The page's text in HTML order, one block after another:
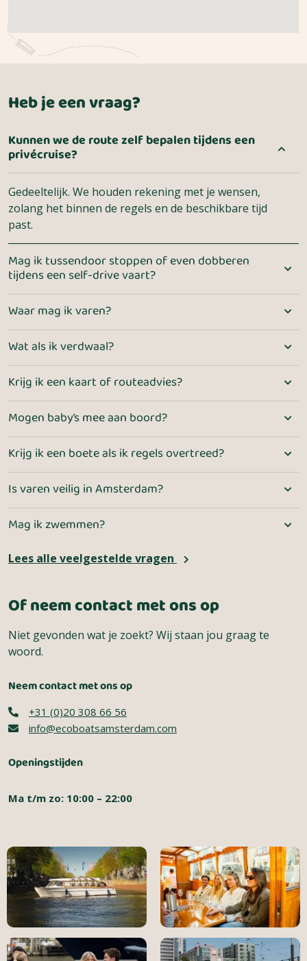
Heb je een vraag?
Kunnen we de route zelf bepalen tijdens een
privécruise?
Gedeeltelijk. We houden rekening met je wensen,
zolang het binnen de regels en de beschikbare tijd
past.
Mag ik tussendoor stoppen of even dobberen
tijdens een self-drive vaart?
Waar mag ik varen?
Wat als ik verdwaal?
Krijg ik een kaart of routeadvies?
Mogen baby’s mee aan boord?
Krijg ik een boete als ik regels overtreed?
Is varen veilig in Amsterdam?
Mag ik zwemmen?
Lees alle veelgestelde vragen
Of neem contact met ons op
Niet gevonden wat je zoekt? Wij staan jou graag te
woord.
Neem contact met ons op
+31 (0)20 308 66 56
info@ecoboatsamsterdam.com
Openingstijden
Ma t/m zo: 10:00 – 22:00